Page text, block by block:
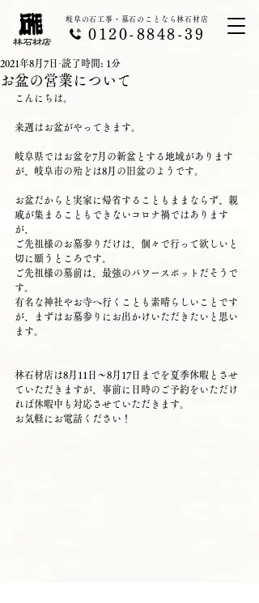
岐阜の石工事・墓石のことなら林石材店
0120-8848-39
お盆の営業について
2021年8月7日 読了時間: 1分
こんにちは。
来週はお盆がやってきます。
岐阜県ではお盆を7月の新盆とする地域があります
が、岐阜市の殆どは8月の旧盆のようです。
お盆だからと実家に帰省することもままならず、親
戚が集まることもできないコロナ禍ではあります
が、
ご先祖様のお墓参りだけは、個々で行って欲しいと
切に願うところです。
ご先祖様の墓前は、最強のパワースポットだそうで
す。
有名な神社やお寺へ行くことも素晴らしいことです
が、まずはお墓参りにお出かけいただきたいと思い
ます。
林石材店は8月11日～8月17日までを夏季休暇とさせ
ていただきますが、事前に日時のご予約をいただけ
れば休暇中も対応させていただきます。
お気軽にお電話ください！